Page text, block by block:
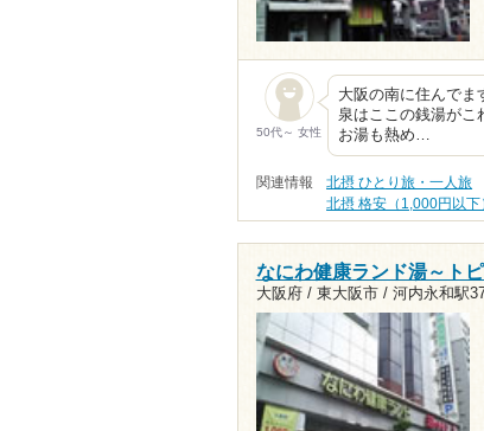
50代～ 女性
大阪の南に住んでま
泉はここの銭湯がこ
お湯も熱め…
関連情報 北摂 ひとり旅・一人旅
北摂 格安（1,000円以下
なにわ健康ランド湯～ト
大阪府 / 東大阪市 / 河内永和駅